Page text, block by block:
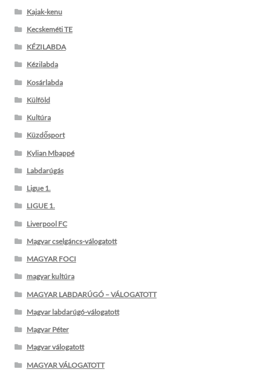
Kajak-kenu
Kecskeméti TE
KÉZILABDA
Kézilabda
Kosárlabda
Külföld
Kultúra
Küzdősport
Kylian Mbappé
Labdarúgás
Ligue 1.
LIGUE 1.
Liverpool FC
Magyar cselgáncs-válogatott
MAGYAR FOCI
magyar kultúra
MAGYAR LABDARÚGÓ – VÁLOGATOTT
Magyar labdarúgó-válogatott
Magyar Péter
Magyar válogatott
MAGYAR VÁLOGATOTT